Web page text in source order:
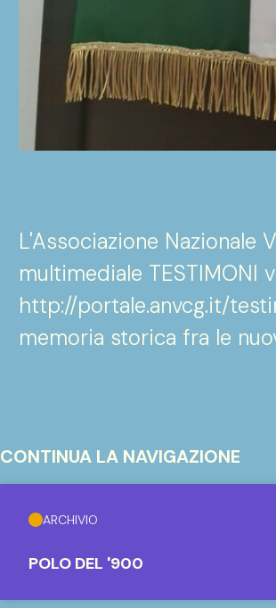
L'Associazione
multimediale TESTIMONI
http://portale.anvcg.it/
memoria storica fra le
CONTINUA LA NAVIGAZIONE
ARCHIVIO
POLO DEL '900